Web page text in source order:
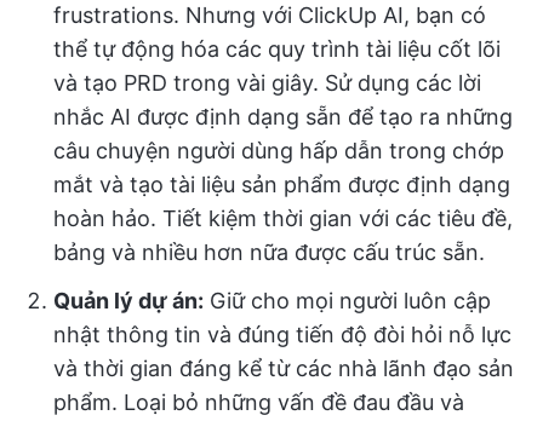
frustrations. Nhưng với ClickUp AI, bạn có
thể tự động hóa các quy trình tài liệu cốt lõi
và tạo PRD trong vài giây. Sử dụng các lời
nhắc AI được định dạng sẵn để tạo ra những
câu chuyện người dùng hấp dẫn trong chớp
mắt và tạo tài liệu sản phẩm được định dạng
hoàn hảo. Tiết kiệm thời gian với các tiêu đề,
bảng và nhiều hơn nữa được cấu trúc sẵn.
Quản lý dự án: Giữ cho mọi người luôn cập
nhật thông tin và đúng tiến độ đòi hỏi nỗ lực
và thời gian đáng kể từ các nhà lãnh đạo sản
phẩm. Loại bỏ những vấn đề đau đầu và